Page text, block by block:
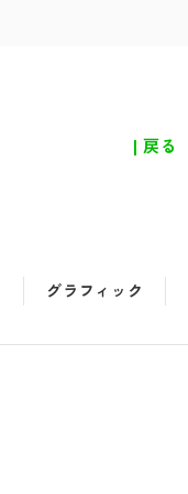
| 戻る
グラフィック